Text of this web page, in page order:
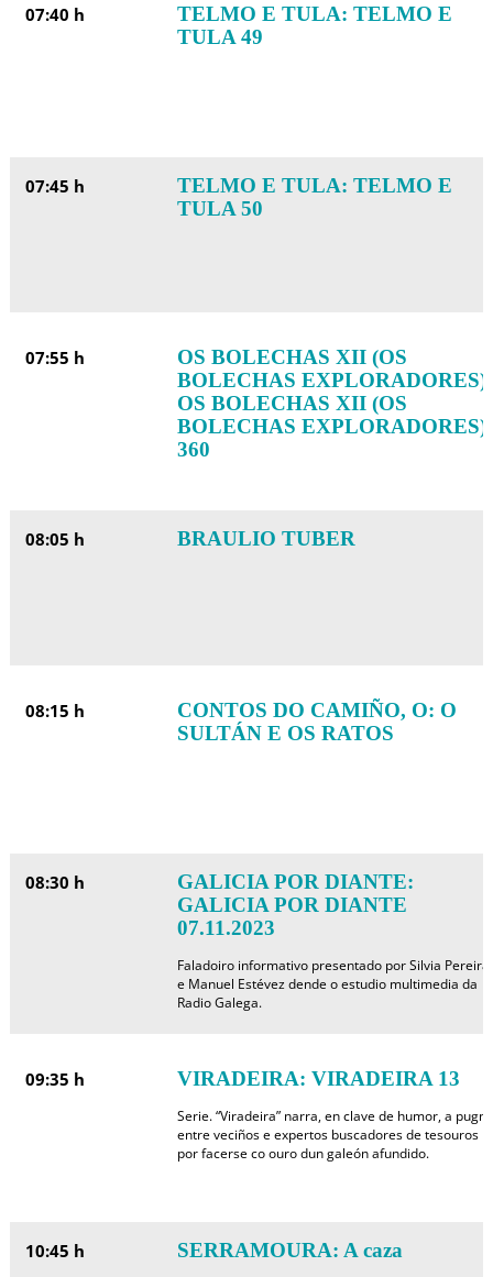
07:40 h
TELMO E TULA: TELMO E
TULA 49
07:45 h
TELMO E TULA: TELMO E
TULA 50
07:55 h
OS BOLECHAS XII (OS
BOLECHAS EXPLORADORES):
OS BOLECHAS XII (OS
BOLECHAS EXPLORADORES)
360
08:05 h BRAULIO TUBER
08:15 h
CONTOS DO CAMIÑO, O: O
SULTÁN E OS RATOS
08:30 h
GALICIA POR DIANTE:
GALICIA POR DIANTE
07.11.2023
Faladoiro informativo presentado por Silvia Pereira
e Manuel Estévez dende o estudio multimedia da
Radio Galega.
09:35 h VIRADEIRA: VIRADEIRA 13
Serie. “Viradeira” narra, en clave de humor, a pugna
entre veciños e expertos buscadores de tesouros
por facerse co ouro dun galeón afundido.
10:45 h SERRAMOURA: A caza